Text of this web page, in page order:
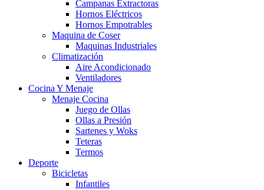
Campanas Extractoras
Hornos Eléctricos
Hornos Empotrables
Maquina de Coser
Maquinas Industriales
Climatización
Aire Acondicionado
Ventiladores
Cocina Y Menaje
Menaje Cocina
Juego de Ollas
Ollas a Presión
Sartenes y Woks
Teteras
Termos
Deporte
Bicicletas
Infantiles